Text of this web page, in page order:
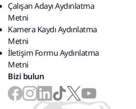
Çalışan Adayı Aydınlatma
Metni
Kamera Kaydı Aydınlatma
Metni
İletişim Formu Aydınlatma
Metni
Bizi bulun